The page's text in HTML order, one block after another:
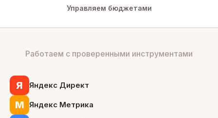
Управляем бюджетами
Работаем с проверенными инструментами
Я Яндекс Директ
М Яндекс Метрика